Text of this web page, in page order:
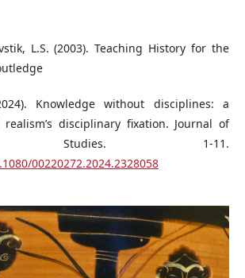
L.S. (2003). Teaching History for the
Knowledge without disciplines: a
disciplinary fixation. Journal of
Studies. 1-11.
00220272.2024.2328058